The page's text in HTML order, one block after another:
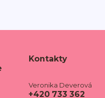
Kontakty
Veronika Deverová
+420 733 362